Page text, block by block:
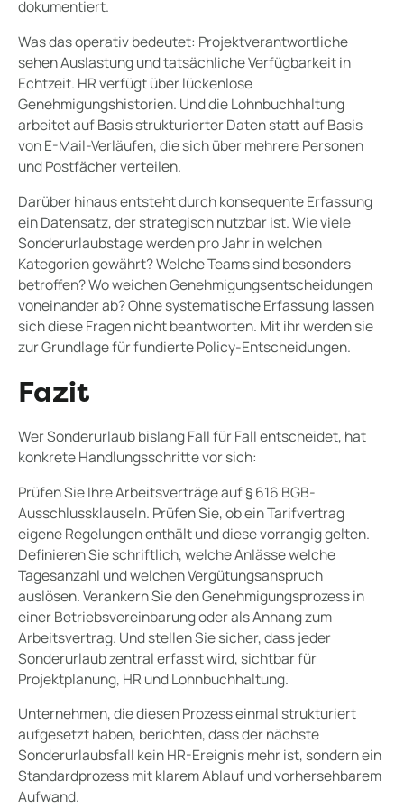
dokumentiert.
Was das operativ bedeutet: Projektverantwortliche
sehen Auslastung und tatsächliche Verfügbarkeit in
Echtzeit. HR verfügt über lückenlose
Genehmigungshistorien. Und die Lohnbuchhaltung
arbeitet auf Basis strukturierter Daten statt auf Basis
von E-Mail-Verläufen, die sich über mehrere Personen
und Postfächer verteilen.
Darüber hinaus entsteht durch konsequente Erfassung
ein Datensatz, der strategisch nutzbar ist. Wie viele
Sonderurlaubstage werden pro Jahr in welchen
Kategorien gewährt? Welche Teams sind besonders
betroffen? Wo weichen Genehmigungsentscheidungen
voneinander ab? Ohne systematische Erfassung lassen
sich diese Fragen nicht beantworten. Mit ihr werden sie
zur Grundlage für fundierte Policy-Entscheidungen.
Fazit
Wer Sonderurlaub bislang Fall für Fall entscheidet, hat
konkrete Handlungsschritte vor sich:
Prüfen Sie Ihre Arbeitsverträge auf § 616 BGB-
Ausschlussklauseln. Prüfen Sie, ob ein Tarifvertrag
eigene Regelungen enthält und diese vorrangig gelten.
Definieren Sie schriftlich, welche Anlässe welche
Tagesanzahl und welchen Vergütungsanspruch
auslösen. Verankern Sie den Genehmigungsprozess in
einer Betriebsvereinbarung oder als Anhang zum
Arbeitsvertrag. Und stellen Sie sicher, dass jeder
Sonderurlaub zentral erfasst wird, sichtbar für
Projektplanung, HR und Lohnbuchhaltung.
Unternehmen, die diesen Prozess einmal strukturiert
aufgesetzt haben, berichten, dass der nächste
Sonderurlaubsfall kein HR-Ereignis mehr ist, sondern ein
Standardprozess mit klarem Ablauf und vorhersehbarem
Aufwand.